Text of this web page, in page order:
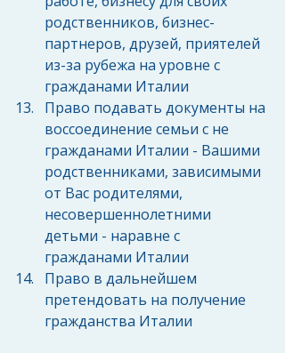
родственников, бизнес-
партнеров, друзей, приятелей
из-за рубежа на уровне с
гражданами Италии
Право подавать документы на
воссоединение семьи с не
гражданами Италии - Вашими
родственниками, зависимыми
от Вас родителями,
несовершеннолетними
детьми - наравне с
гражданами Италии
Право в дальнейшем
претендовать на получение
гражданства Италии